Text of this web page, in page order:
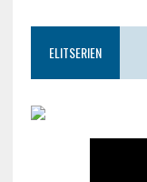
ELITSERIEN